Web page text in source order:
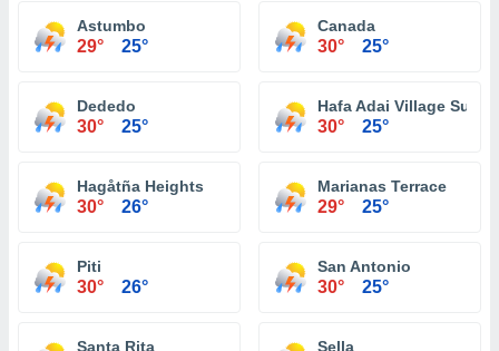
Astumbo
29° 25°
Canada
30° 25°
Dededo
30° 25°
Hafa Adai Village
30° 25°
Hagåtña Heights
30° 26°
Marianas Terrace
29° 25°
Piti
30° 26°
San Antonio
30° 25°
Santa Rita Sella